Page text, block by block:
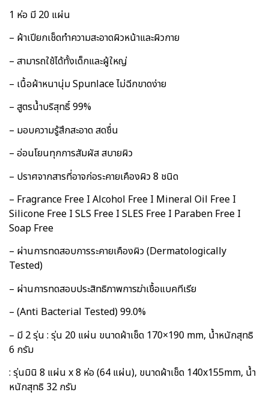
1 ห่อ มี 20 แผ่น
– ผ้าเปียกเช็ดทำความสะอาดผิวหน้าและผิวกาย
– สามารถใช้ได้ทั้งเด็กและผู้ใหญ่
– เนื้อผ้าหนานุ่ม Spunlace ไม่ฉีกขาดง่าย
– สูตรน้ำบริสุทธิ์ 99%
– มอบความรู้สึกสะอาด สดชื่น
– อ่อนโยนทุกการสัมผัส สบายผิว
– ปราศจากสารที่อาจก่อระคายเคืองผิว 8 ชนิด
– Fragrance Free I Alcohol Free I Mineral Oil Free I
Silicone Free I SLS Free I SLES Free I Paraben Free I
Soap Free
– ผ่านการทดสอบการระคายเคืองผิว (Dermatologically
Tested)
– ผ่านการทดสอบประสิทธิภาพการฆ่าเชื้อแบคทีเรีย
– (Anti Bacterial Tested) 99.0%
– มี 2 รุ่น : รุ่น 20 แผ่น ขนาดผ้าเช็ด 170×190 mm, น้ำหนักสุทธิ
6 กรัม
: รุ่นมินิ 8 แผ่น x 8 ห่อ (64 แผ่น), ขนาดผ้าเช็ด 140x155mm, น้ำ
หนักสุทธิ 32 กรัม